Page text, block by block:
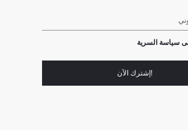
سياسة السرية
!إشترك الآن